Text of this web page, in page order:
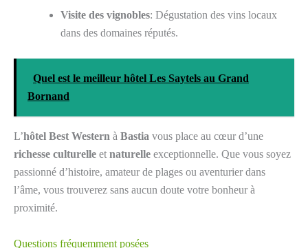
Visite des vignobles: Dégustation des vins locaux
dans des domaines réputés.
Quel est le meilleur hôtel Les Saytels au Grand
Bornand
L’hôtel Best Western à Bastia vous place au cœur d’une
richesse culturelle etnaturelle exceptionnelle. Que vous soyez
passionné d’histoire, amateur de plages ou aventurier dans
l’âme, vous trouverez sans aucun doute votre bonheur à
proximité.
Questions fréquemment posées